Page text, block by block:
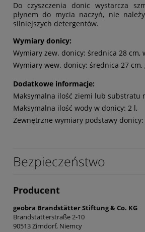
Do czyszczenia donic wystarcza
płynem do mycia naczyń, nie
silniejszych detergentów.
Wymiary donicy:
Wymiary zew. donicy: średnica 28 cm,
Wymiary wew. donicy: średnica 27 cm,
Dodatkowe informacje:
Maksymalna ilość ziemi lub substratu
Maksymalna ilość wody w donicy: 2 l,
Zewnętrzne wymiary podstawy
Bezpieczeństwo
Producent
geobra Brandstätter Stiftung & Co. KG
Brandstätterstraße 2-10
90513 Zirndorf, Niemcy